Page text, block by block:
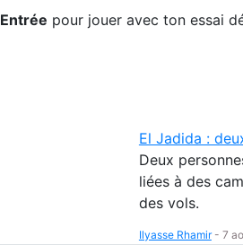
Entrée pour jouer avec ton essai
El Jadida :
Deux
liées à des
des vols.
Ilyasse Rhamir- 7